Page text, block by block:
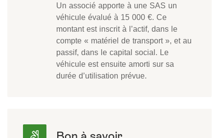
Un associé apporte à une SAS un
véhicule évalué à 15 000 €. Ce
montant est inscrit à l’actif, dans le
compte « matériel de transport », et au
passif, dans le capital social. Le
véhicule est ensuite amorti sur sa
durée d’utilisation prévue.